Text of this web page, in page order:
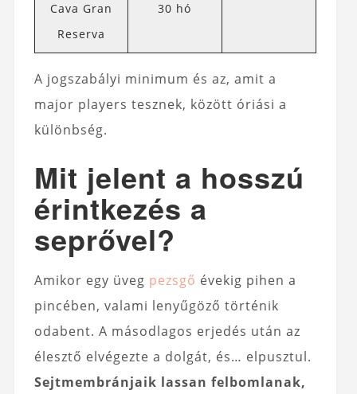
Cava Gran
Reserva
30 hó
A jogszabályi minimum és az, amit a
major players tesznek, között óriási a
különbség.
Mit jelent a hosszú
érintkezés a
seprővel?
Amikor egy üveg pezsgő évekig pihen a
pincében, valami lenyűgöző történik
odabent. A másodlagos erjedés után az
élesztő elvégezte a dolgát, és… elpusztul.
Sejtmembránjaik lassan felbomlanak,